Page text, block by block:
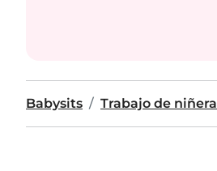
Babysits Trabajo de niñera